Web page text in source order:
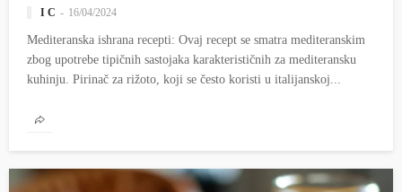
I C 16/04/2024
Mediteranska ishrana recepti: Ovaj recept se smatra mediteranskim
zbog upotrebe tipičnih sastojaka karakterističnih za mediteransku
kuhinju. Pirinač za rižoto, koji se često koristi u italijanskoj...